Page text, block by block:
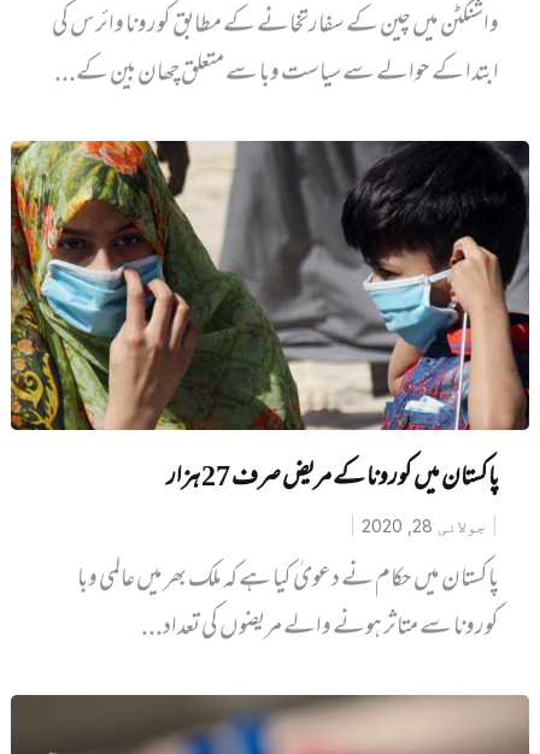
واشنگٹن میں چین کے سفارتخانے کے مطابق کورونا وائرس کی
ابتدا کے حوالے سے سیاست وبا سے متعلق چھان بین کے...
پاکستان میں کورونا کے مریض صرف 27 ہزار
جولائی 28, 2020
پاکستان میں حکام نے دعویٰ کیا ہے کہ ملک بھر میں عالمی وبا
کورونا سے متاثر ہونے والے مریضوں کی تعداد...